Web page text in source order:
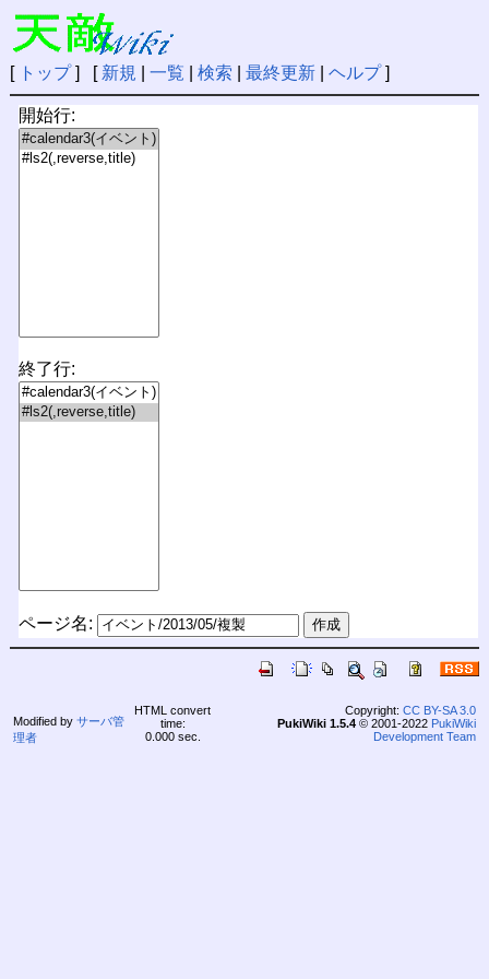
[ トップ] [ 新規 一覧 検索 最終更新| ヘルプ]
開始行:
終了行:
ページ名:
Modified by サーバ管
理者
HTML convert
time:
0.000 sec.
Copyright: CC BY-SA 3.0
PukiWiki 1.5.4© 2001-2022 PukiWiki
Development Team